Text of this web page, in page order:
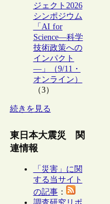
ジェクト2026
シンポジウム
「AI for
Science―科学
技術政策への
インパクト
―」（9/11・
オンライン）
（3）
続きを見る
東日本大震災 関
連情報
「災害」に関
する当サイト
の記事：